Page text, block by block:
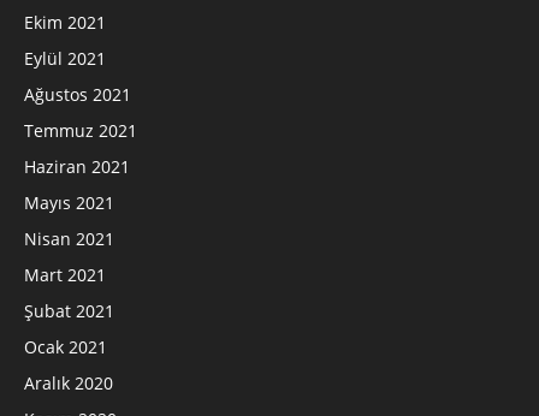
Ekim 2021
Eylül 2021
Ağustos 2021
Temmuz 2021
Haziran 2021
Mayıs 2021
Nisan 2021
Mart 2021
Şubat 2021
Ocak 2021
Aralık 2020